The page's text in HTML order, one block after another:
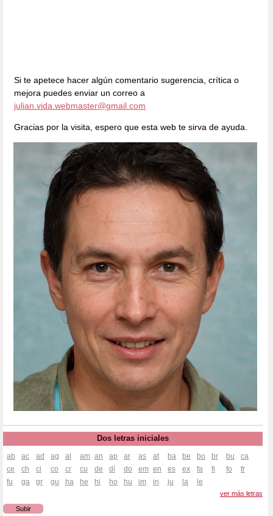
Si te apetece hacer algún comentario sugerencia, crítica o
mejora puedes enviar un correo a
julian.vida.webmaster@gmail.com
Gracias por la visita, espero que esta web te sirva de ayuda.
Dos letras iniciales
ab ac ad ag al am an ap ar as at ba be bo br bu
ca
ce
ch ci co cr cu de dí do em en es ex fa fi fo
fr
fu
ga gr gu ha he hi ho hu im in ju la le
ver más letras
Subir